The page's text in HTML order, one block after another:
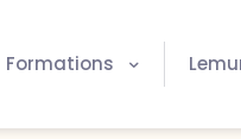
Formations